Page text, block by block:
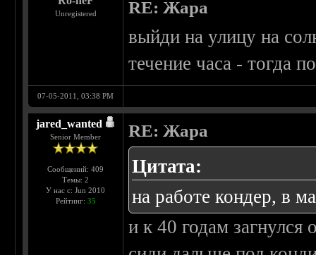
Unregistered RE: Жара
выйди на улицу на
течение часа - тогда
07-05-2011, 03:38 PM
jared_wanted
Senior Member
Сообщений: 409
Темы: 2
У нас с: Jun 2010
Рейтинг: 35
RE: Жара
Цитата:
на работе кондер, в
и к 40 годам загнулся